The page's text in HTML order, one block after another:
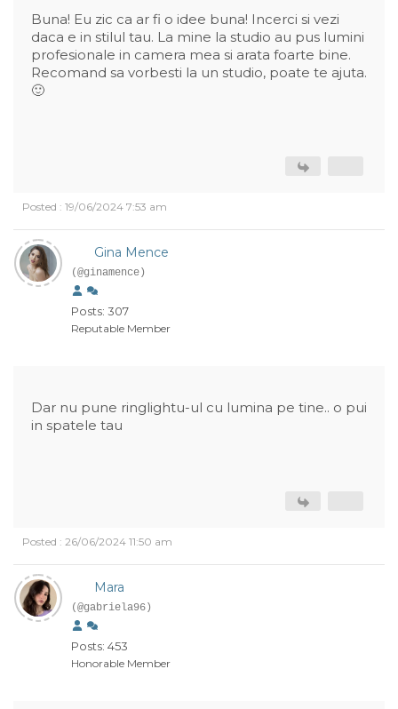
Buna! Eu zic ca ar fi o idee buna! Incerci si vezi
daca e in stilul tau. La mine la studio au pus lumini
profesionale in camera mea si arata foarte bine.
Recomand sa vorbesti la un studio, poate te ajuta.
🙂
Posted : 19/06/2024 7:53 am
Gina Mence
(@ginamence)
Posts: 307
Reputable Member
Dar nu pune ringlightu-ul cu lumina pe tine.. o pui
in spatele tau
Posted : 26/06/2024 11:50 am
Mara
(@gabriela96)
Posts: 453
Honorable Member